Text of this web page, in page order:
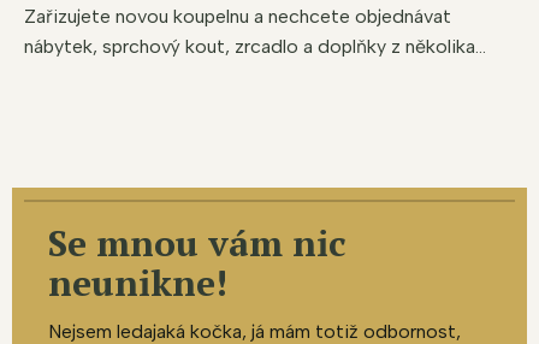
Zařizujete novou koupelnu a nechcete objednávat
nábytek, sprchový kout, zrcadlo a doplňky z několika...
Se mnou vám nic
neunikne!
Nejsem ledajaká kočka, já mám totiž odbornost,